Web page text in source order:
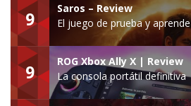
9
Saros – Review
El juego de prueba y aprende
9
ROG Xbox Ally X | Review
La consola portátil definitiva